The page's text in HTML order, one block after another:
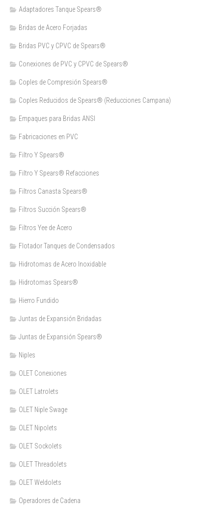
Adaptadores Tanque Spears®
Bridas de Acero Forjadas
Bridas PVC y CPVC de Spears®
Conexiones de PVC y CPVC de Spears®
Coples de Compresión Spears®
Coples Reducidos de Spears® (Reducciones Campana)
Empaques para Bridas ANSI
Fabricaciones en PVC
Filtro Y Spears®
Filtro Y Spears® Refacciones
Filtros Canasta Spears®
Filtros Succión Spears®
Filtros Yee de Acero
Flotador Tanques de Condensados
Hidrotomas de Acero Inoxidable
Hidrotomas Spears®
Hierro Fundido
Juntas de Expansión Bridadas
Juntas de Expansión Spears®
Niples
OLET Conexiones
OLET Latrolets
OLET Niple Swage
OLET Nipolets
OLET Sockolets
OLET Threadolets
OLET Weldolets
Operadores de Cadena